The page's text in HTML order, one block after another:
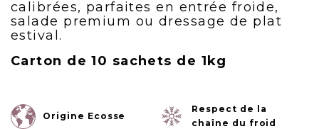
calibrées, parfaites en entrée froide,
salade premium ou dressage de plat
estival.
Carton de 10 sachets de 1kg
Origine Ecosse
Respect de la
chaîne du froid